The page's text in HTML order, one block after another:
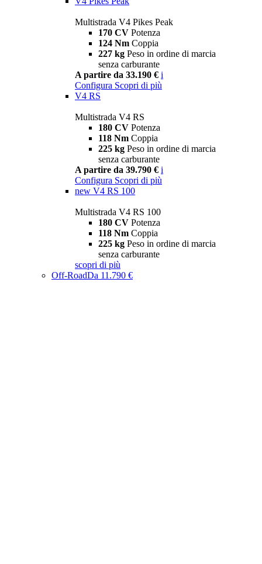
Multistrada V4 Pikes Peak
170 CV Potenza
124 Nm Coppia
227 kg Peso in ordine di marcia
senza carburante
A partire da 33.190 € i
Configura Scopri di più
V4 RS
Multistrada V4 RS
180 CV Potenza
118 Nm Coppia
225 kg Peso in ordine di marcia
senza carburante
A partire da 39.790 € i
Configura Scopri di più
new V4 RS 100
Multistrada V4 RS 100
180 CV Potenza
118 Nm Coppia
225 kg Peso in ordine di marcia
senza carburante
scopri di più
Off-RoadDa 11.790 €